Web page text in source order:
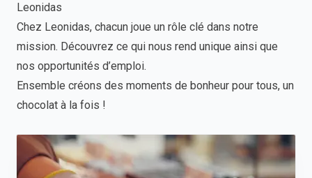
Leonidas
Chez Leonidas, chacun joue un rôle clé dans notre
mission. Découvrez ce qui nous rend unique ainsi que
nos opportunités d’emploi.
Ensemble créons des moments de bonheur pour tous, un
chocolat à la fois !